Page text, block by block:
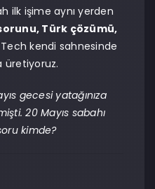
ilk işime aynı yerden
Türk çözümü,
kendi sahnesinde
üretiyoruz.
gecesi yatağınıza
20 Mayıs sabahı
kimde?